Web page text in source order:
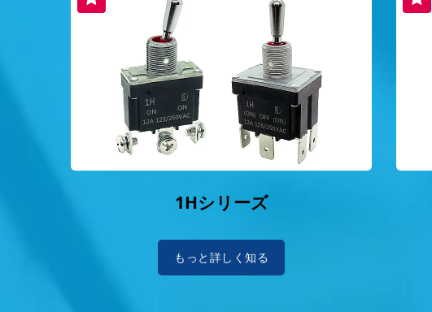
1Hシリーズ
もっと詳しく知る